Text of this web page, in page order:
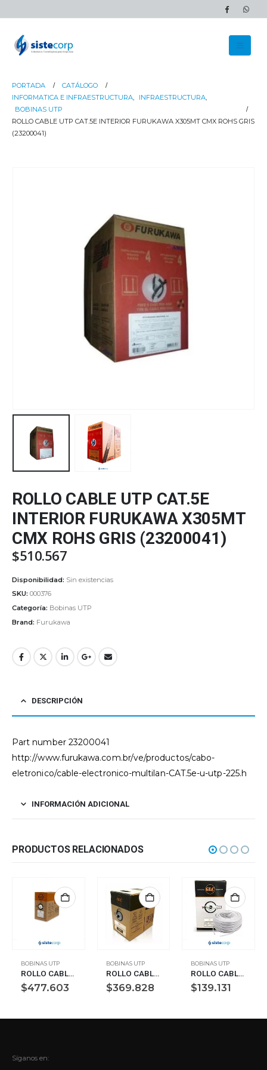
PORTADA
CATÁLOGO
INFORMATICA E INFRAESTRUCTURA, INFRAESTRUCTURA,
BOBINAS UTP
ROLLO CABLE UTP CAT.5E INTERIOR FURUKAWA X305MT CMX ROHS GRIS
(23200041)
ROLLO CABLE UTP CAT.5E
INTERIOR FURUKAWA X305MT
CMX ROHS GRIS (23200041)
$510.567
Disponibilidad: Sin existencias
SKU: 000376
Categoría: Bobinas UTP
Brand: Furukawa
DESCRIPCIÓN
Part number 23200041
http://www.furukawa.com.br/ve/productos/cabo-
eletronico/cable-electronico-multilan-CAT.5e-u-utp-225.h
INFORMACIÓN ADICIONAL
PRODUCTOS RELACIONADOS
BOBINAS UTP
ROLLO CABLE UTP CAT.6 INTERIOR GLC X 305M GRIS
$477.603
BOBINAS UTP
ROLLO CABLE UTP GLC UTP CAT.5E EXTERIOR MAX X 305M NEGRO (CE-1104)
$369.828
BOBINAS UTP
ROLLO CABLE UTP CAT.5E INTERIOR X 305M GLC (CE-1102)
$139.131
Síganos en: